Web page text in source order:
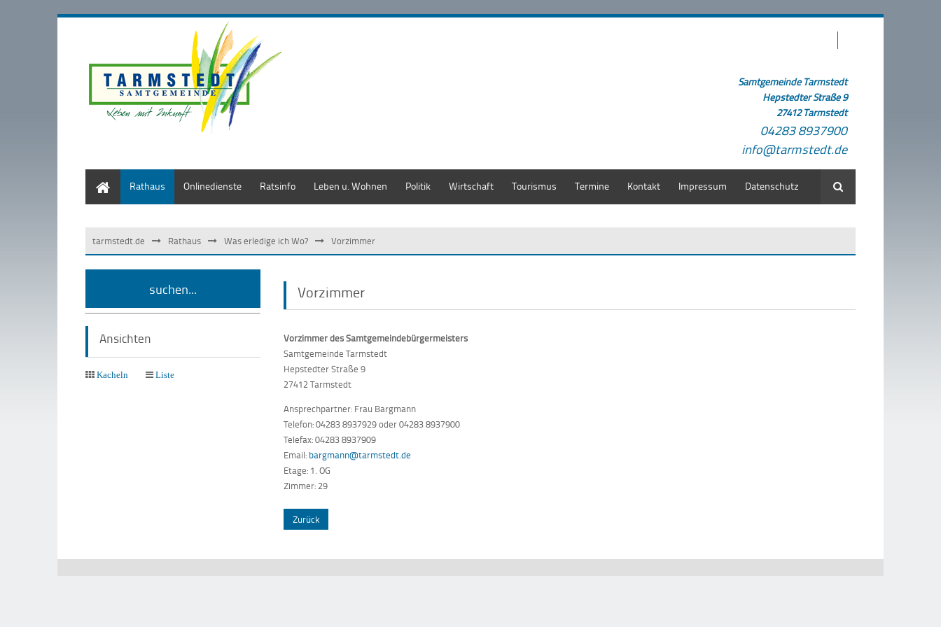
Samtgemeinde Tarmstedt
Hepstedter Straße 9
27412 Tarmstedt
04283 8937900
info@tarmstedt.de
Rathaus Onlinedienste Ratsinfo Leben u. Wohnen Politik Wirtschaft Tourismus Termine Kontakt Impressum Datenschutz Suche
tarmstedt.de Rathaus Was erledige ich Wo? Vorzimmer
suchen...
Ansichten
Kacheln Liste
Vorzimmer
Vorzimmer des Samtgemeindebürgermeisters
Samtgemeinde Tarmstedt
Hepstedter Straße 9
27412 Tarmstedt
Ansprechpartner: Frau Bargmann
Telefon: 04283 8937929 oder 04283 8937900
Telefax: 04283 8937909
Email: bargmann@tarmstedt.de
Etage: 1. OG
Zimmer: 29
Zurück